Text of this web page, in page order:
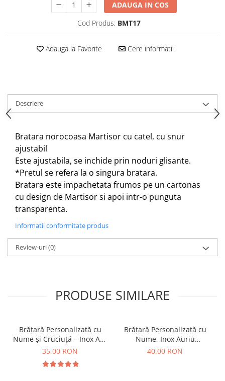
ADAUGA IN COS
Cod Produs: BMT17
Adauga la Favorite Cere informatii
Descriere
Bratara norocoasa Martisor cu catel, cu snur
ajustabil
Este ajustabila, se inchide prin noduri glisante.
*Pretul se refera la o singura bratara.
Bratara este impachetata frumos pe un cartonas
cu design de Martisor si apoi intr-o punguta
transparenta.
Informatii conformitate produs
Review-uri(0)
PRODUSE SIMILARE
Brățară Personalizată cu
Nume și Cruciuță – Inox Aur
IP
35,00 RON
Brățară Personalizată cu
Nume, Inox Auriu
Waterproof, bilute pentru
40,00 RON